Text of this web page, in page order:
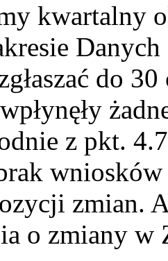
kwartalny
do
z pkt.
zmian.
o zmiany w